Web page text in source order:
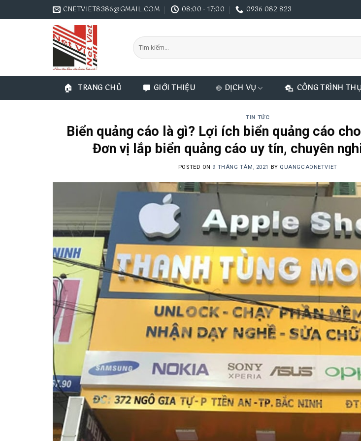
to
CNETVIET8386@GMAIL.COM 08:00 - 17:00 0936 082 823
Tìm
kiếm:
TRANG CHỦ GIỚI THIỆU DỊCH VỤ CÔNG TRÌNH
TIN TỨC
Biển quảng cáo là gì? Lợi ích biển quảng cáo
Đơn vị lắp biển quảng cáo uy tín, chuyên
POSTED ON 9 THÁNG TÁM, 2021 BY QUANGCAONETVIET